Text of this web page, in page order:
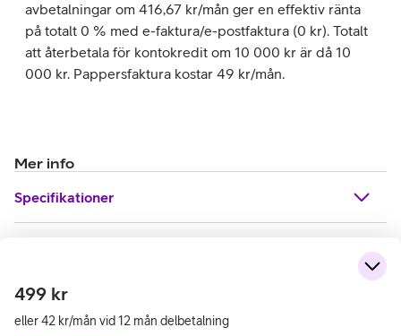
avbetalningar om 416,67 kr/mån ger en effektiv ränta
på totalt 0 % med e-faktura/e-postfaktura (0 kr). Totalt
att återbetala för kontokredit om 10 000 kr är då 10
000 kr. Pappersfaktura kostar 49 kr/mån.
Mer info
Specifikationer
499 kr
eller 42 kr/mån vid 12 mån delbetalning